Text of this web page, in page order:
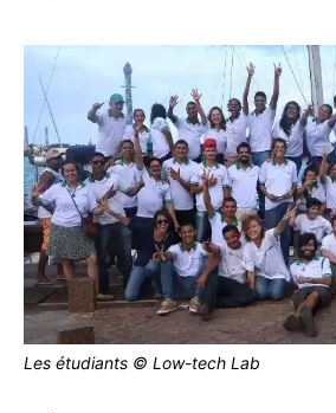
Les étudiants © Low-tech Lab